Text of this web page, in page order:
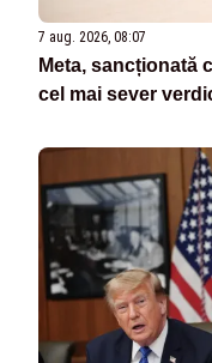
7 aug. 2026, 08:07
Meta, sancționată
cel mai sever